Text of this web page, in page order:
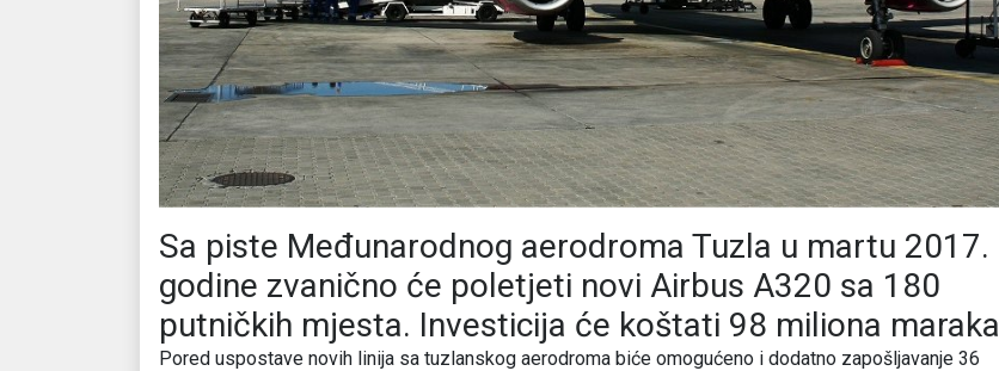
Sa piste Međunarodnog aerodroma Tuzla u martu 2017.
godine zvanično će poletjeti novi Airbus A320 sa 180
putničkih mjesta. Investicija će koštati 98 miliona maraka
Pored uspostave novih linija sa tuzlanskog aerodroma biće omogućeno i dodatno zapošljavanje 36